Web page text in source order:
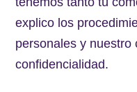
explico los
personales y nuestro
confidencialidad.